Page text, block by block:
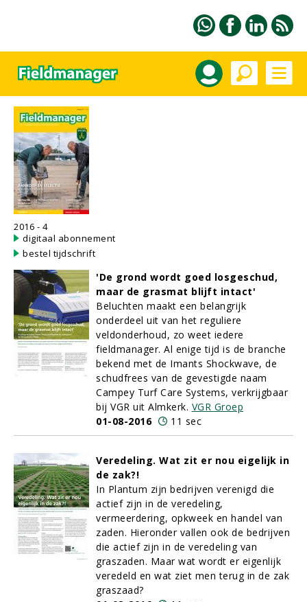
2016 - 4
digitaal abonnement
bestel tijdschrift
'De grond wordt goed losgeschud,
maar de grasmat blijft intact'
Beluchten maakt een belangrijk
onderdeel uit van het reguliere
veldonderhoud, zo weet iedere
fieldmanager. Al enige tijd is de branche
bekend met de Imants Shockwave, de
schudfrees van de gevestigde naam
Campey Turf Care Systems, verkrijgbaar
bij VGR uit Almkerk. VGR Groep
01-08-2016
11 sec
Veredeling. Wat zit er nou eigelijk in
de zak?!
In Plantum zijn bedrijven verenigd die
actief zijn in de veredeling,
vermeerdering, opkweek en handel van
zaden. Hieronder vallen ook de bedrijven
die actief zijn in de veredeling van
graszaden. Maar wat wordt er eigenlijk
veredeld en wat ziet men terug in de zak
graszaad?